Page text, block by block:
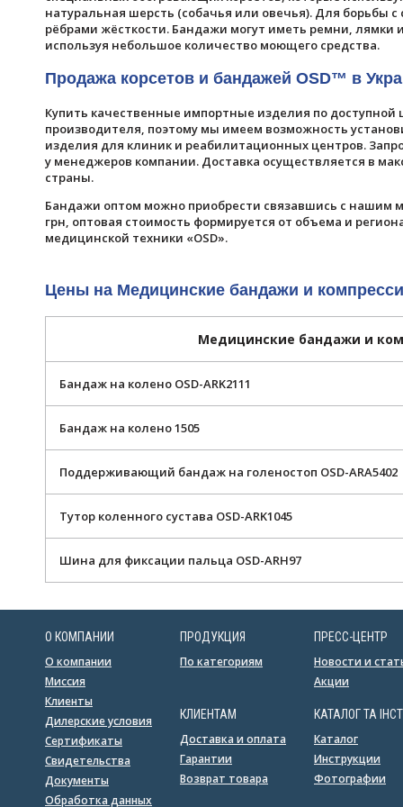
натуральная шерсть (собачья или овечья). Для борьбы
рёбрами жёсткости. Бандажи могут иметь ремни, лямки
используя небольшое количество моющего средства.
Продажа корсетов и бандажей OSD™ в
Купить качественные импортные изделия по
производителя, поэтому мы имеем возможность
изделия для клиник и реабилитационных центров.
у менеджеров компании. Доставка осуществляется в
страны.
Бандажи оптом можно приобрести связавшись с нашим
грн, оптовая стоимость формируется от объема и
медицинской техники «OSD».
Цены на Медицинские бандажи и
Медицинские бандажи и
Бандаж на колено OSD-ARK2111
Бандаж на колено 1505
Поддерживающий бандаж на голеностоп OSD-ARA5402
Тутор коленного сустава OSD-ARK1045
Шина для фиксации пальца OSD-ARH97
О КОМПАНИИ
О компании
Миссия
Клиенты
Дилерские условия
Сертификаты
Свидетельства
Документы
Обработка данных
ПРОДУКЦИЯ
По категориям
КЛИЕНТАМ
Доставка и оплата
Гарантии
Возврат товара
ПРЕСС-ЦЕНТР
Новости и
Акции
КАТАЛОГ ТА
Каталог
Инструкции
Фотографии